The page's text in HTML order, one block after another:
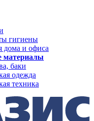
гигиены
дома и офиса
материалы
баки
одежда
техника